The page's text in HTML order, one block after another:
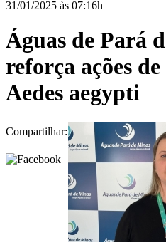
31/01/2025 às 07:16h
Águas de Pará
reforça ações
Aedes aegypti
Compartilhar: